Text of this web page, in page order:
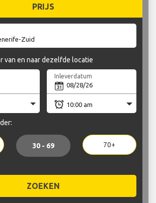
PRIJS
van en naar dezelfde locatie
Inleverdatum
30 - 69 70+
ZOEKEN